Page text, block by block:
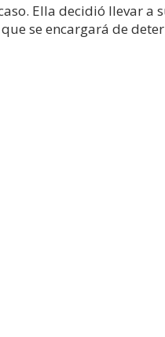
Ella decidió llevar
se encargará de